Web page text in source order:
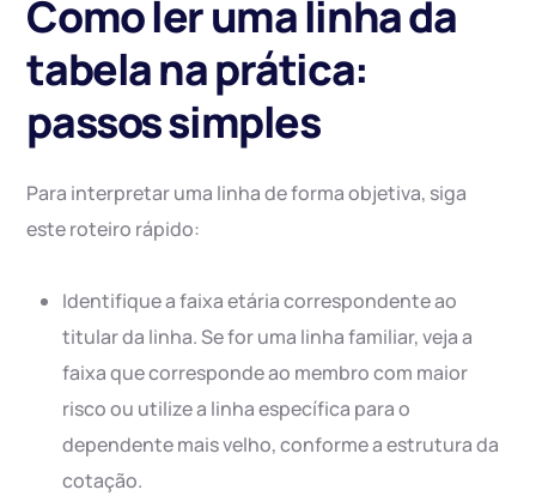
Como ler uma linha da
tabela na prática:
passos simples
Para interpretar uma linha de forma objetiva, siga
este roteiro rápido:
Identifique a faixa etária correspondente ao
titular da linha. Se for uma linha familiar, veja a
faixa que corresponde ao membro com maior
risco ou utilize a linha específica para o
dependente mais velho, conforme a estrutura da
cotação.